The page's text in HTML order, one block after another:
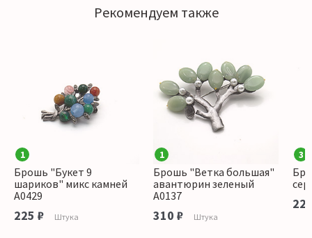
Рекомендуем также
1
Брошь "Букет 9
шариков" микс камней
А0429
225 ₽ Штука
1
Брошь "Ветка большая"
авантюрин зеленый
А0137
310 ₽ Штука
3